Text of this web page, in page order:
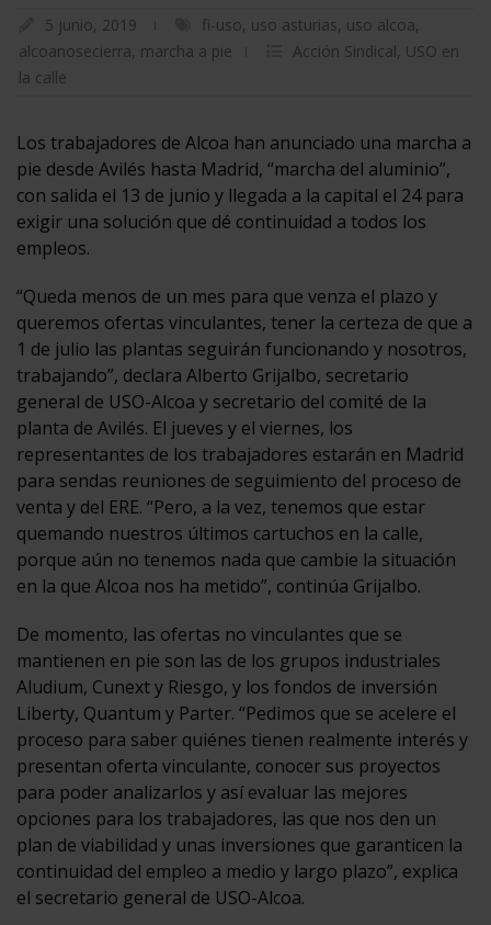
5 junio, 2019 fi-uso, uso asturias, uso alcoa,
alcoanosecierra, marcha a pie Acción Sindical, USO en
la calle
Los trabajadores de Alcoa han anunciado una marcha a
pie desde Avilés hasta Madrid, “marcha del aluminio”,
con salida el 13 de junio y llegada a la capital el 24 para
exigir una solución que dé continuidad a todos los
empleos.
“Queda menos de un mes para que venza el plazo y
queremos ofertas vinculantes, tener la certeza de que a
1 de julio las plantas seguirán funcionando y nosotros,
trabajando”, declara Alberto Grijalbo, secretario
general de USO-Alcoa y secretario del comité de la
planta de Avilés. El jueves y el viernes, los
representantes de los trabajadores estarán en Madrid
para sendas reuniones de seguimiento del proceso de
venta y del ERE. “Pero, a la vez, tenemos que estar
quemando nuestros últimos cartuchos en la calle,
porque aún no tenemos nada que cambie la situación
en la que Alcoa nos ha metido”, continúa Grijalbo.
De momento, las ofertas no vinculantes que se
mantienen en pie son las de los grupos industriales
Aludium, Cunext y Riesgo, y los fondos de inversión
Liberty, Quantum y Parter. “Pedimos que se acelere el
proceso para saber quiénes tienen realmente interés y
presentan oferta vinculante, conocer sus proyectos
para poder analizarlos y así evaluar las mejores
opciones para los trabajadores, las que nos den un
plan de viabilidad y unas inversiones que garanticen la
continuidad del empleo a medio y largo plazo”, explica
el secretario general de USO-Alcoa.